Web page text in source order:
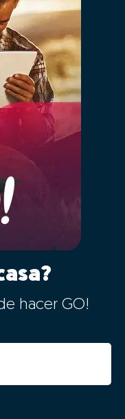
inseridas
la mayor base
cruzando la
de inmuebles
recientemente en
de ventas.
en
tecnología de big
de
con los
de valores
características